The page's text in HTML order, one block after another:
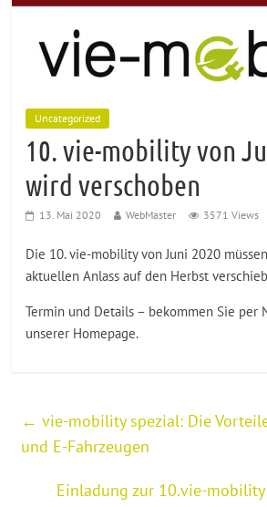
Uncategorized
10. vie-mobility von
wird verschoben
13. Mai 2020 WebMaster 3571 Views
Die 10. vie-mobility von Juni 2020
aktuellen Anlass auf den Herbst
Termin und Details – bekommen Sie per
unserer Homepage.
← vie-mobility spezial: Die
und E-Fahrzeugen
Einladung zur 10.vie-